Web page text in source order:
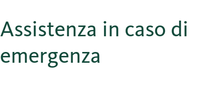
Assistenza in caso di
emergenza